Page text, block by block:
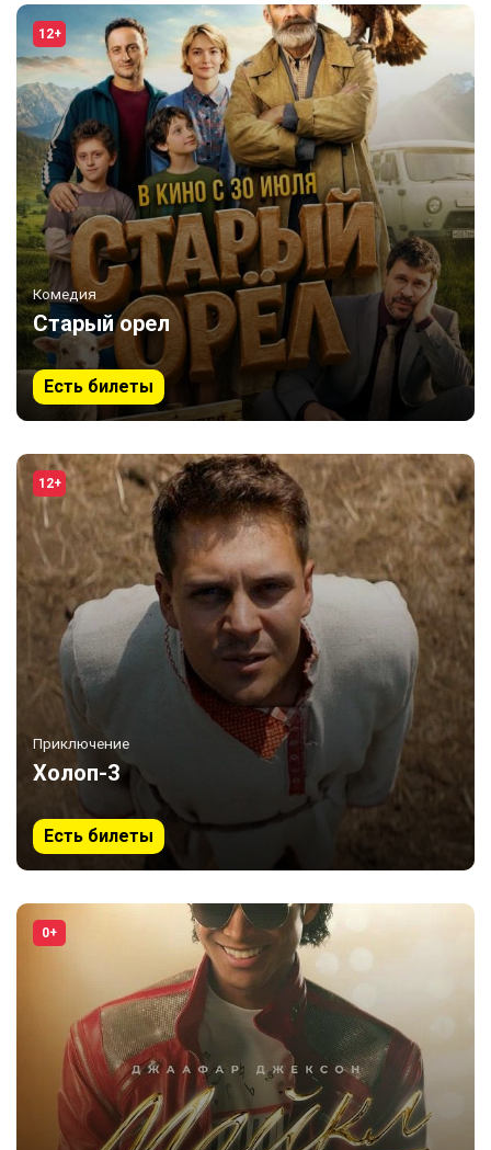
12+
Комедия
Старый орел
Есть билеты
12+
Приключение
Холоп-3
Есть билеты
0+